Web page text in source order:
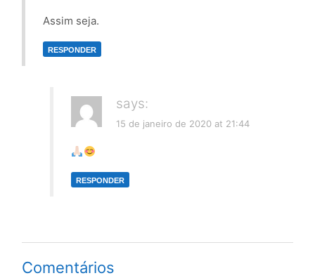
Assim seja.
RESPONDER
says:
15 de janeiro de 2020 at 21:44
RESPONDER
Comentários